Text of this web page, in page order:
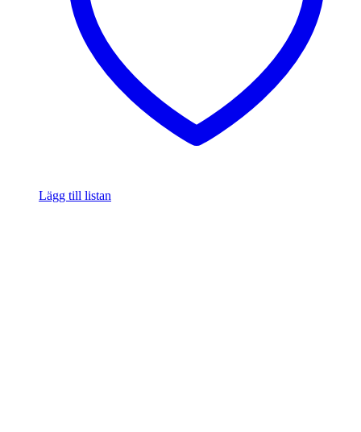
Lägg till listan